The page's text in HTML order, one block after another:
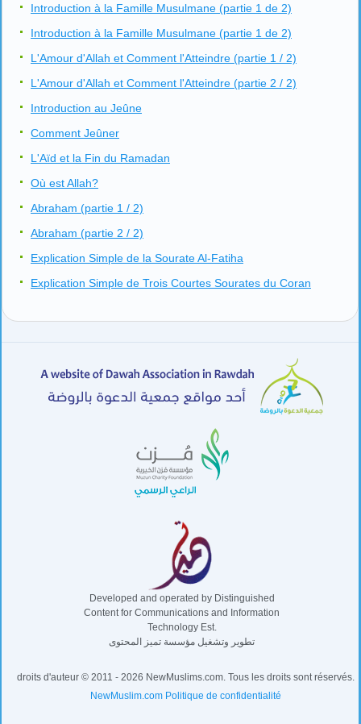
Introduction à la Famille Musulmane (partie 1 de 2)
Introduction à la Famille Musulmane (partie 1 de 2)
L'Amour d'Allah et Comment l'Atteindre (partie 1 / 2)
L'Amour d'Allah et Comment l'Atteindre (partie 2 / 2)
Introduction au Jeûne
Comment Jeûner
L'Aïd et la Fin du Ramadan
Où est Allah?
Abraham (partie 1 / 2)
Abraham (partie 2 / 2)
Explication Simple de la Sourate Al-Fatiha
Explication Simple de Trois Courtes Sourates du Coran
Developed and operated by Distinguished
Content for Communications and Information
Technology Est.
تطوير وتشغيل مؤسسة تميز المحتوى
droits d'auteur © 2011 - 2026 NewMuslims.com. Tous les droits sont réservés.
NewMuslim.com Politique de confidentialité